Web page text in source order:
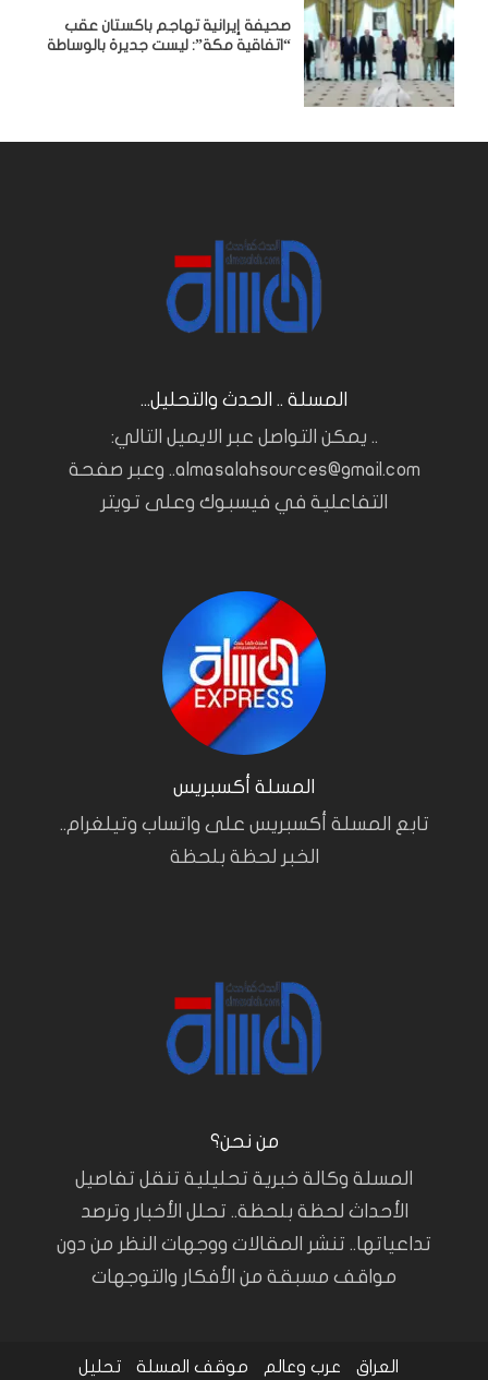
صحيفة إيرانية تهاجم باكستان عقب
“اتفاقية مكة”: ليست جديرة بالوساطة
المسلة .. الحدث والتحليل...
.. يمكن التواصل عبر الايميل التالي:
almasalahsources@gmail.com.. وعبر صفحة
التفاعلية في فيسبوك وعلى تويتر
المسلة أكسبريس
تابع المسلة أكسبريس على واتساب وتيلغرام..
الخبر لحظة بلحظة
من نحن؟
المسلة وكالة خبرية تحليلية تنقل تفاصيل
الأحداث لحظة بلحظة.. تحلل الأخبار وترصد
تداعياتها.. تنشر المقالات ووجهات النظر من دون
مواقف مسبقة من الأفكار والتوجهات
العراق عرب وعالم موقف المسلة تحليل